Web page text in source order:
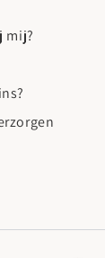
mij?